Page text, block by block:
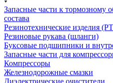
Запасные части к тормозному
состава
Резинотехнические изделия
Резиновые рукава (шланги)
Буксовые подшипники и
Запасные части для
Компрессоры
Железнодорожные смазки
Диэлектрические очистители